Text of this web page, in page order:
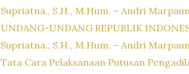
Supriatna., S.H., M.Hum. – Andri
UNDANG-UNDANG REPUBLIK
Supriatna., S.H., M.Hum. – Andri
Tata Cara Pelaksanaan Putusan